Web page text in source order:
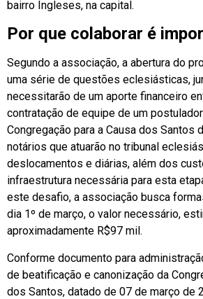
bairro Ingleses, na capital.
Por que colaborar é
Segundo a associação, a abertura do
uma série de questões eclesiásticas,
necessitarão de um aporte financeiro
contratação de equipe de um
Congregação para a Causa dos Santos
notários que atuarão no tribunal
deslocamentos e diárias, além dos
infraestrutura necessária para esta
este desafio, a associação busca
dia 1º de março, o valor necessário,
aproximadamente R$97 mil.
Conforme documento para
de beatificação e canonização da
dos Santos, datado de 07 de março de